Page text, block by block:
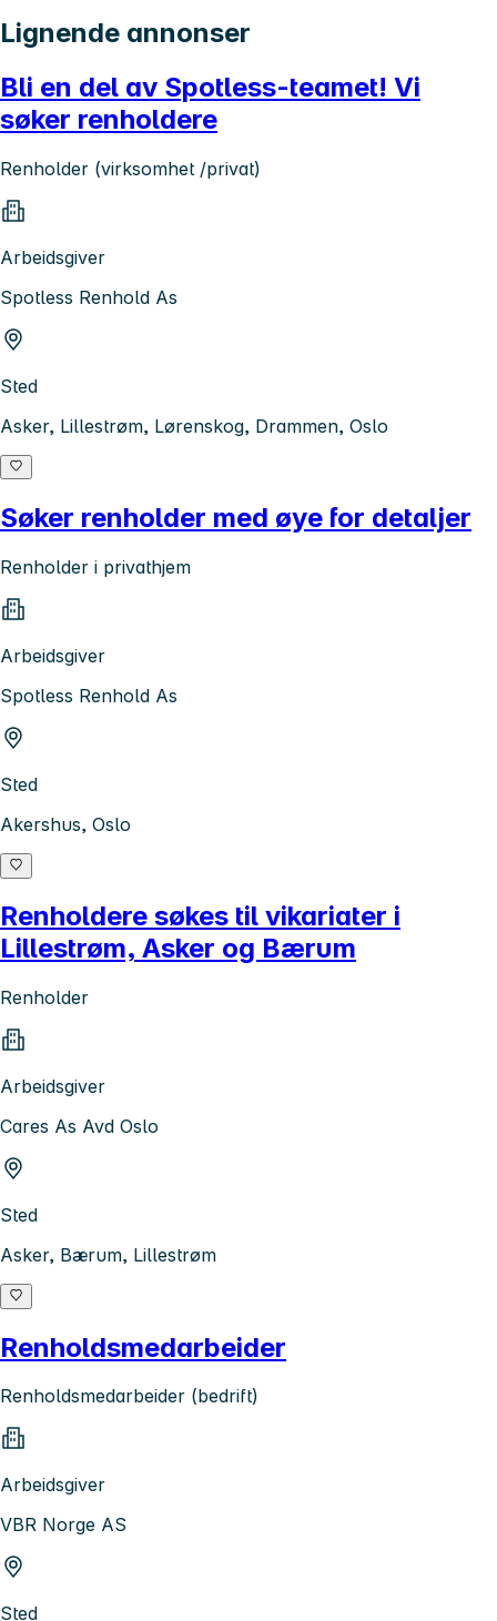
Lignende annonser
Bli en del av Spotless-teamet! Vi
søker renholdere
Renholder (virksomhet /privat)
Arbeidsgiver
Spotless Renhold As
Sted
Asker, Lillestrøm, Lørenskog, Drammen, Oslo
Søker renholder med øye for detaljer
Renholder i privathjem
Arbeidsgiver
Spotless Renhold As
Sted
Akershus, Oslo
Renholdere søkes til vikariater i
Lillestrøm, Asker og Bærum
Renholder
Arbeidsgiver
Cares As Avd Oslo
Sted
Asker, Bærum, Lillestrøm
Renholdsmedarbeider
Renholdsmedarbeider (bedrift)
Arbeidsgiver
VBR Norge AS
Sted